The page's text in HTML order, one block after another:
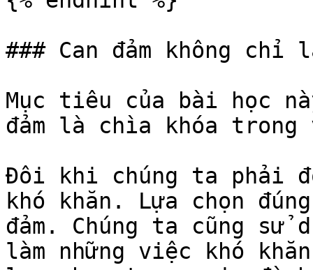
### Can đảm không chỉ
Mục tiêu của bài học
đảm là chìa khóa
Đôi khi chúng ta phải
khó khăn. Lựa chọn
đảm. Chúng ta cũng sử
làm những việc khó